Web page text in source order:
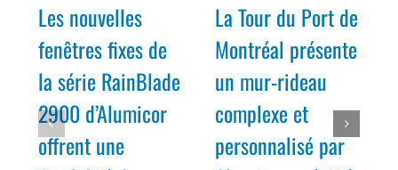
Les nouvelles
fenêtres fixes de
la série RainBlade
2900 d’Alumicor
offrent une
La Tour du Port de
Montréal présente
un mur-rideau
complexe et
personnalisé par